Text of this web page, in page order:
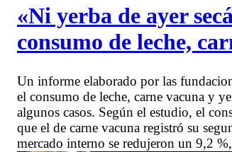
«Ni yerba de ayer
consumo de leche,
Un informe elaborado por las
el consumo de leche, carne vacuna y
algunos casos. Según el estudio, el
que el de carne vacuna registró su
mercado interno se redujeron un 9,2